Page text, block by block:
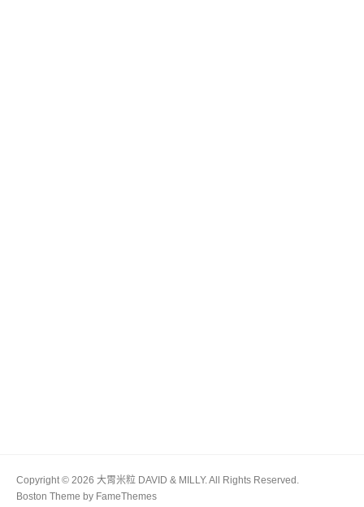
Copyright © 2026 大胃米粒 DAVID & MILLY. All Rights Reserved.
Boston Theme by FameThemes